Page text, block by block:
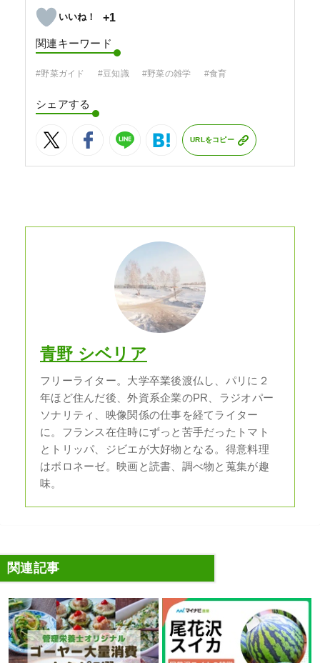
+1
関連キーワード
#野菜ガイド #豆知識 #野菜の雑学 #食育
シェアする
URLをコピー
青野 シベリア
フリーライター。大学卒業後渡仏し、パリに２
年ほど住んだ後、外資系企業のPR、ラジオパー
ソナリティ、映像関係の仕事を経てライター
に。フランス在住時にずっと苦手だったトマト
とトリッパ、ジビエが大好物となる。得意料理
はボロネーゼ。映画と読書、調べ物と蒐集が趣
味。
関連記事